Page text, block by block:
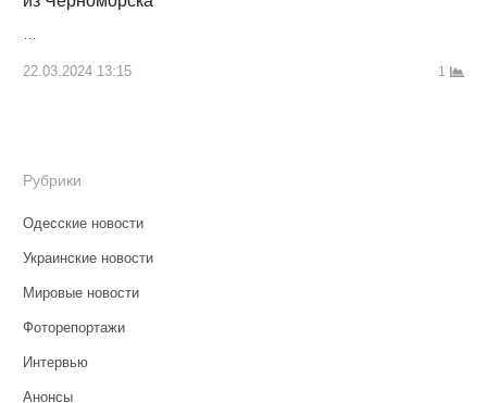
22.03.2024 13:15 1
Рубрики
Одесские новости
Украинские новости
Мировые новости
Фоторепортажи
Интервью
Анонсы